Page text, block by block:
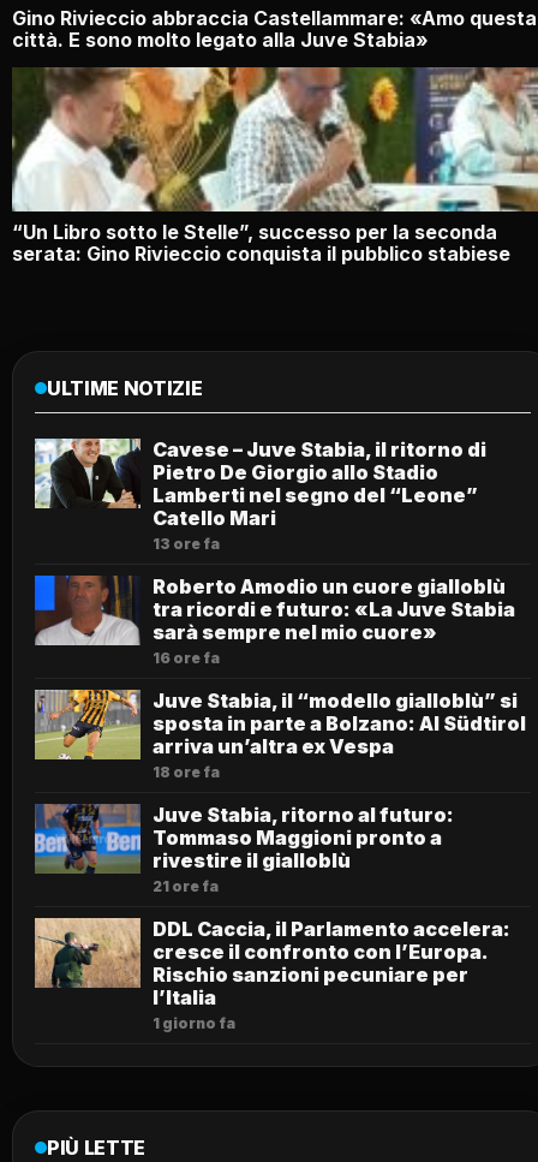
Gino Rivieccio abbraccia Castellammare: «Amo questa
città. E sono molto legato alla Juve Stabia»
“Un Libro sotto le Stelle”, successo per la seconda
serata: Gino Rivieccio conquista il pubblico stabiese
ULTIME NOTIZIE
Cavese – Juve Stabia, il ritorno di
Pietro De Giorgio allo Stadio
Lamberti nel segno del “Leone”
Catello Mari
13 ore fa
Roberto Amodio un cuore gialloblù
tra ricordi e futuro: «La Juve Stabia
sarà sempre nel mio cuore»
16 ore fa
Juve Stabia, il “modello gialloblù” si
sposta in parte a Bolzano: Al Südtirol
arriva un’altra ex Vespa
18 ore fa
Juve Stabia, ritorno al futuro:
Tommaso Maggioni pronto a
rivestire il gialloblù
21 ore fa
DDL Caccia, il Parlamento accelera:
cresce il confronto con l’Europa.
Rischio sanzioni pecuniare per
l’Italia
1 giorno fa
PIÙ LETTE